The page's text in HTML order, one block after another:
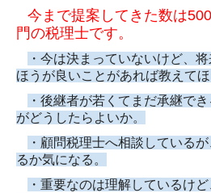
今まで提案してきた数は500
門の税理士です。
・今は決まっていないけど、
ほうが良いことがあれば教えてほ
・後継者が若くてまだ承継で
がどうしたらよいか。
・顧問税理士へ相談している
るか気になる。
・重要なのは理解しているけ